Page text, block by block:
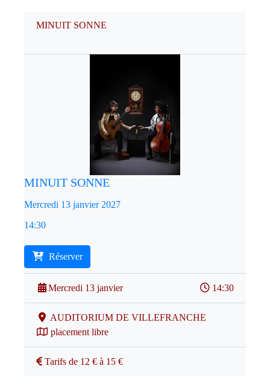
MINUIT SONNE
MINUIT SONNE
Mercredi 13 janvier 2027
14:30
Réserver
Mercredi 13 janvier 14:30
AUDITORIUM DE VILLEFRANCHE
placement libre
Tarifs de 12 € à 15 €